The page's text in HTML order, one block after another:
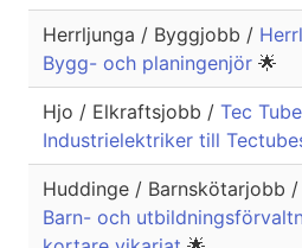
Herrljunga / Byggjobb /
Bygg- och planingenjör 🌟
Hjo / Elkraftsjobb / Tec
Industrielektriker till
Huddinge / Barnskötarjobb /
Barn- och